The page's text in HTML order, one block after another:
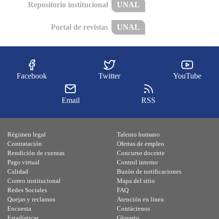
Repositorio institucional UNAL
Portal de revistas UNAL
Facebook Twitter YouTube
Email RSS
Régimen legal
Contratación
Rendición de cuentas
Pago virtual
Calidad
Talento humano
Ofertas de empleo
Concurso docente
Control interno
Buzón de notificaciones
Correo institucional
Redes Sociales
Quejas y reclamos
Encuesta
Mapa del sitio
FAQ
Atención en línea
Contáctenos